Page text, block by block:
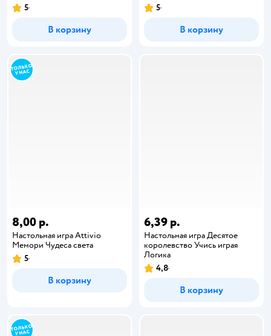
5
В корзину
5
В корзину
8,00 р.
Настольная игра Attivio
Мемори Чудеса света
5
В корзину
6,39 р.
Настольная игра Десятое
королевство Учись играя
Логика
4,8
В корзину